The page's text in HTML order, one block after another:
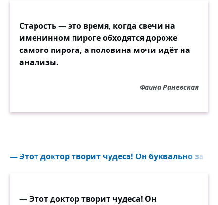
Старость — это время, когда свечи на
именинном пироге обходятся дороже
самого пирога, а половина мочи идёт на
анализы.
Фаина Раневская
— Этот доктор творит чудеса! Он буквально за
— Этот доктор творит чудеса! Он